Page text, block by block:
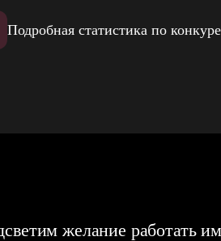
Подробная статистика по
желание работать